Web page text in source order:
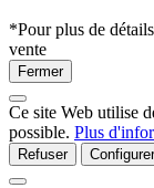
*Pour plus de
vente
Fermer
Ce site Web utilise
possible. Plus
Refuser Configurer